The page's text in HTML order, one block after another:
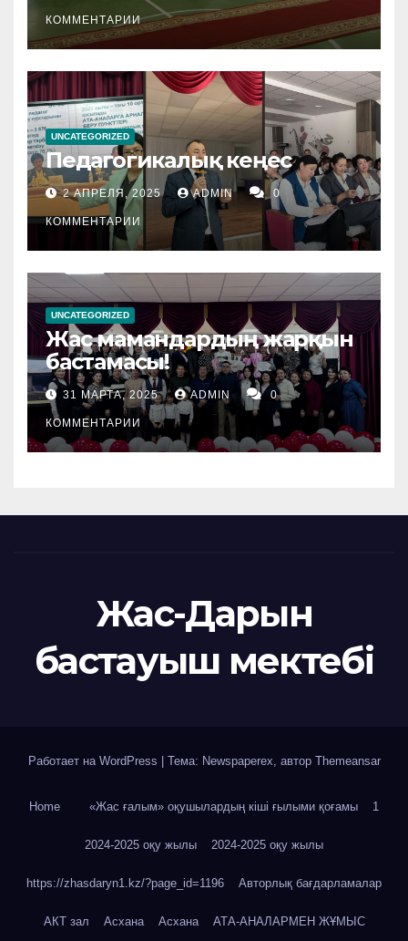
КОММЕНТАРИИ
UNCATEGORIZED
Педагогикалық кеңес
2 АПРЕЛЯ, 2025 ADMIN 0
КОММЕНТАРИИ
UNCATEGORIZED
Жас мамандардың жарқын
бастамасы!
31 МАРТА, 2025 ADMIN 0
КОММЕНТАРИИ
Жас-Дарын
бастауыш мектебі
Работает на WordPress Тема: Newspaperex, автор Themeansar
Home «Жас ғалым» оқушылардың кіші ғылыми қоғамы 1
2024-2025 оқу жылы 2024-2025 оқу жылы
https://zhasdaryn1.kz/?page_id=1196 Авторлық бағдарламалар
АКТ зал Асхана Асхана АТА-АНАЛАРМЕН ЖҰМЫС